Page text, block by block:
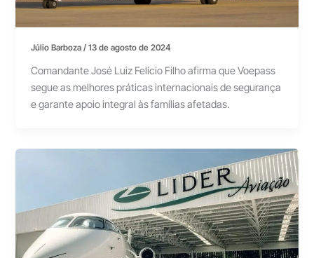
Júlio Barboza/13 de agosto de 2024
Comandante José Luiz Felício Filho afirma que Voepass
segue as melhores práticas internacionais de segurança
e garante apoio integral às famílias afetadas.